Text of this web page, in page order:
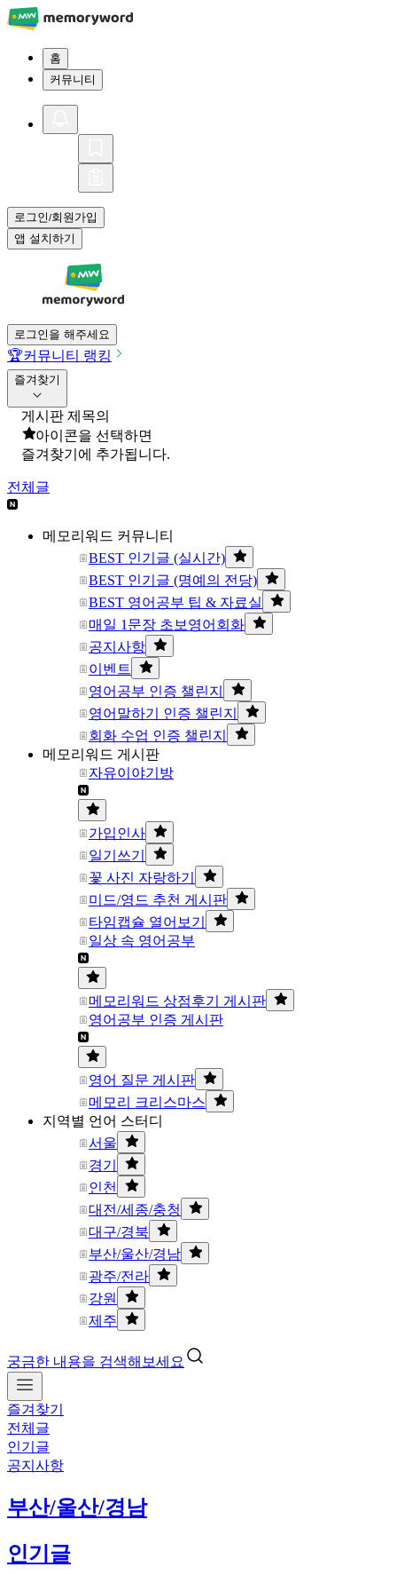
홈
커뮤니티
로그인/회원가입
앱 설치하기
로그인을 해주세요
🏆커뮤니티 랭킹
즐겨찾기
게시판 제목의
아이콘을 선택하면
즐겨찾기에 추가됩니다.
전체글
메모리워드 커뮤니티
BEST 인기글 (실시간)
BEST 인기글 (명예의 전당)
BEST 영어공부 팁 & 자료실
매일 1문장 초보영어회화
공지사항
이벤트
영어공부 인증 챌린지
영어말하기 인증 챌린지
회화 수업 인증 챌린지
메모리워드 게시판
자유이야기방
가입인사
일기쓰기
꽃 사진 자랑하기
미드/영드 추천 게시판
타임캡슐 열어보기
일상 속 영어공부
메모리워드 상점후기 게시판
영어공부 인증 게시판
영어 질문 게시판
메모리 크리스마스
지역별 언어 스터디
서울
경기
인천
대전/세종/충청
대구/경북
부산/울산/경남
광주/전라
강원
제주
궁금한 내용을 검색해보세요
즐겨찾기
전체글
인기글
공지사항
부산/울산/경남
인기글